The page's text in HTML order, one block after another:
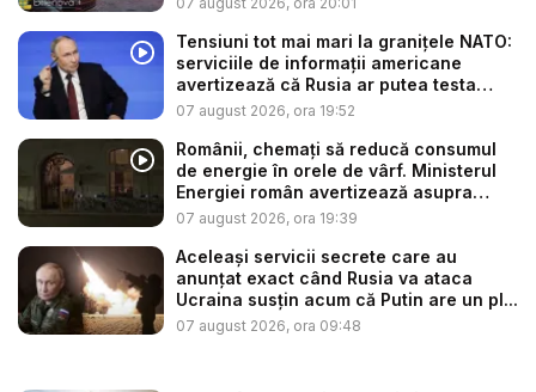
Tensiuni tot mai mari la granițele NATO:
serviciile de informații americane
avertizează că Rusia ar putea testa
Alia...
07 august 2026, ora 19:52
Românii, chemați să reducă consumul
de energie în orele de vârf. Ministerul
Energiei român avertizează asupra
efe...
07 august 2026, ora 19:39
Aceleași servicii secrete care au
anunțat exact când Rusia va ataca
Ucraina susțin acum că Putin are un pl...
07 august 2026, ora 09:48